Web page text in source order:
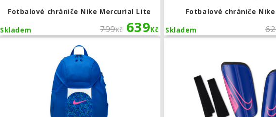
Fotbalové chrániče Nike Mercurial Lite
799Kč 639Kč
Skladem
Fotbalové chrániče
Skladem